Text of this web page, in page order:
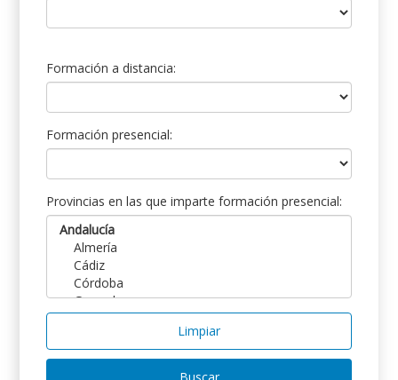
Formación a distancia:
Formación presencial:
Provincias en las que imparte formación presencial:
Limpiar